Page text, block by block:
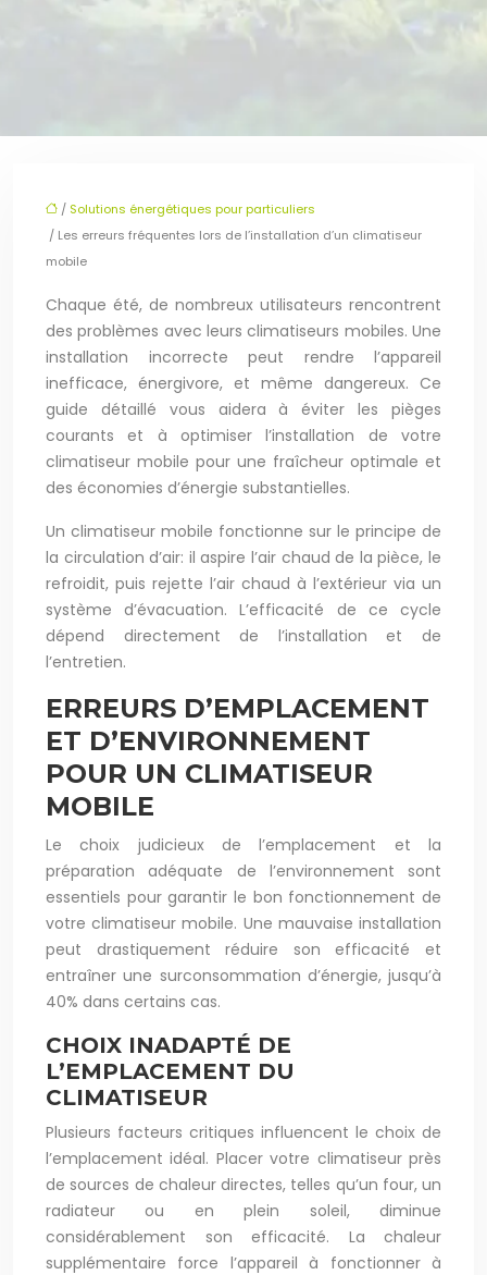
/ Solutions énergétiques pour particuliers
/ Les erreurs fréquentes lors de l’installation d’un climatiseur
mobile
Chaque été, de nombreux utilisateurs rencontrent
des problèmes avec leurs climatiseurs mobiles. Une
installation incorrecte peut rendre l’appareil
inefficace, énergivore, et même dangereux. Ce
guide détaillé vous aidera à éviter les pièges
courants et à optimiser l’installation de votre
climatiseur mobile pour une fraîcheur optimale et
des économies d’énergie substantielles.
Un climatiseur mobile fonctionne sur le principe de
la circulation d’air: il aspire l’air chaud de la pièce, le
refroidit, puis rejette l’air chaud à l’extérieur via un
système d’évacuation. L’efficacité de ce cycle
dépend directement de l’installation et de
l’entretien.
ERREURS D’EMPLACEMENT
ET D’ENVIRONNEMENT
POUR UN CLIMATISEUR
MOBILE
Le choix judicieux de l’emplacement et la
préparation adéquate de l’environnement sont
essentiels pour garantir le bon fonctionnement de
votre climatiseur mobile. Une mauvaise installation
peut drastiquement réduire son efficacité et
entraîner une surconsommation d’énergie, jusqu’à
40% dans certains cas.
CHOIX INADAPTÉ DE
L’EMPLACEMENT DU
CLIMATISEUR
Plusieurs facteurs critiques influencent le choix de
l’emplacement idéal. Placer votre climatiseur près
de sources de chaleur directes, telles qu’un four, un
radiateur ou en plein soleil, diminue
considérablement son efficacité. La chaleur
supplémentaire force l’appareil à fonctionner à